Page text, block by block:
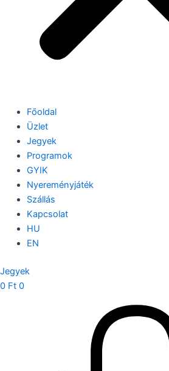
Főoldal
Üzlet
Jegyek
Programok
GYIK
Nyereményjáték
Szállás
Kapcsolat
HU
EN
Jegyek
0 Ft 0